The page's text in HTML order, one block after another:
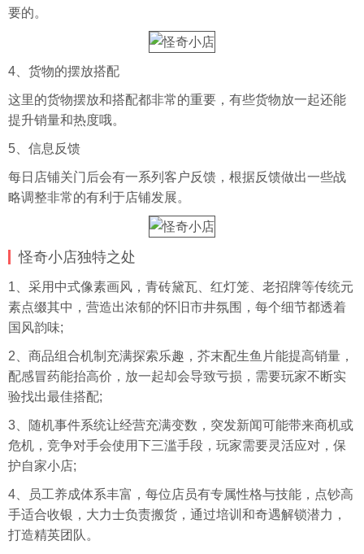
要的。
4、货物的摆放搭配
这里的货物摆放和搭配都非常的重要，有些货物放一起还能
提升销量和热度哦。
5、信息反馈
每日店铺关门后会有一系列客户反馈，根据反馈做出一些战
略调整非常的有利于店铺发展。
怪奇小店独特之处
1、采用中式像素画风，青砖黛瓦、红灯笼、老招牌等传统元
素点缀其中，营造出浓郁的怀旧市井氛围，每个细节都透着
国风韵味;
2、商品组合机制充满探索乐趣，芥末配生鱼片能提高销量，
配感冒药能抬高价，放一起却会导致亏损，需要玩家不断实
验找出最佳搭配;
3、随机事件系统让经营充满变数，突发新闻可能带来商机或
危机，竞争对手会使用下三滥手段，玩家需要灵活应对，保
护自家小店;
4、员工养成体系丰富，每位店员有专属性格与技能，点钞高
手适合收银，大力士负责搬货，通过培训和奇遇解锁潜力，
打造精英团队。